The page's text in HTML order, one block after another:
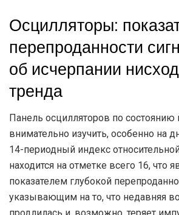
Осцилляторы:
перепроданности
об исчерпании
тренда
Панель осцилляторов по состоянию
внимательно изучить, особенно на
14-периодный индекс
находится на отметке всего 16, что
показателем глубокой
указывающим на то, что недавняя